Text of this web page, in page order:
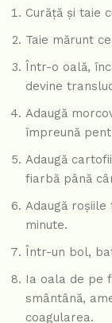
Curăță și taie
Taie mărunt
Într-o oală,
devine
Adaugă
împreună
Adaugă
fiarbă până
Adaugă roșiile
minute.
Într-un bol,
Ia oala de pe
smântână,
coagularea.